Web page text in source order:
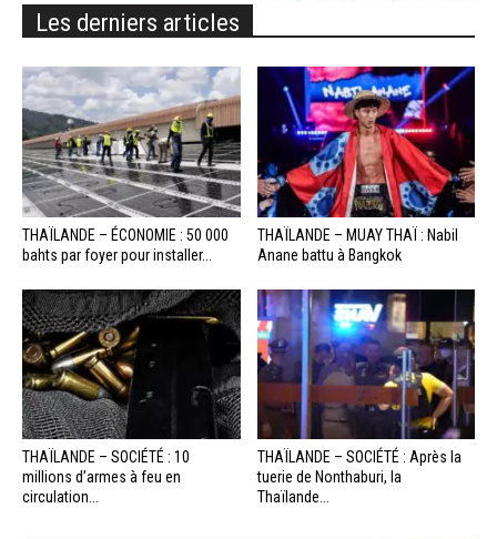
Les derniers articles
THAÏLANDE – ÉCONOMIE : 50 000
bahts par foyer pour installer...
THAÏLANDE – MUAY THAÏ : Nabil
Anane battu à Bangkok
THAÏLANDE – SOCIÉTÉ : 10
millions d’armes à feu en
circulation...
THAÏLANDE – SOCIÉTÉ : Après la
tuerie de Nonthaburi, la
Thaïlande...